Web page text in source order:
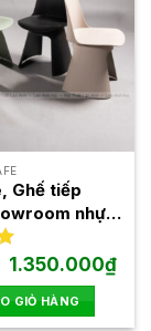
Ghế tiếp
nhựa
thiết kế
Giá
gốc
là:
1.500.000₫.
1.350.000₫Giá
hiện
GIỎ HÀNG